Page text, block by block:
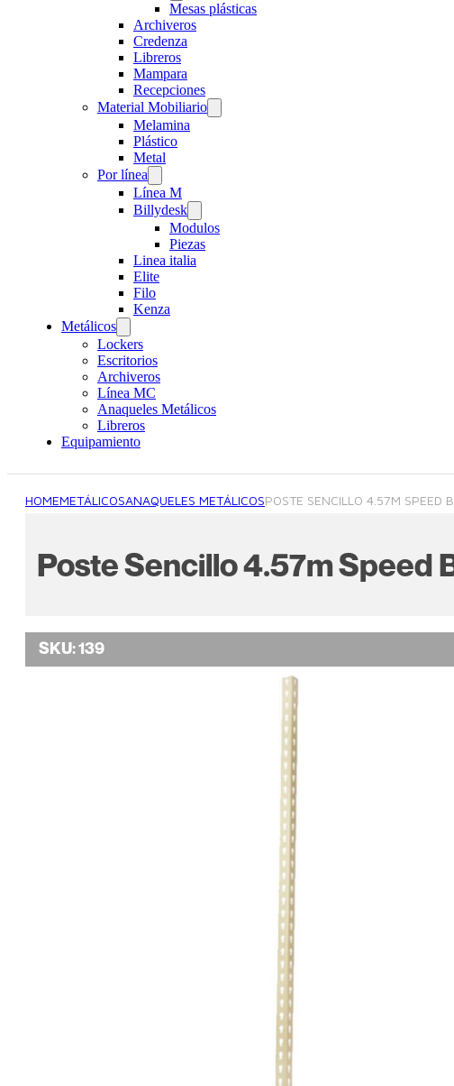
Mesas plásticas
Archiveros
Credenza
Libreros
Mampara
Recepciones
Material Mobiliario
Melamina
Plástico
Metal
Por línea
Línea M
Billydesk
Modulos
Piezas
Linea italia
Elite
Filo
Kenza
Metálicos
Lockers
Escritorios
Archiveros
Línea MC
Anaqueles Metálicos
Libreros
Equipamiento
HOMEMETÁLICOSANAQUELES METÁLICOSPOSTE SENCILLO 4.57M SPEED
Poste Sencillo 4.57m Speed
SKU:139